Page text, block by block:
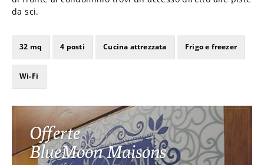
da sci.
32 mq 4 posti Cucina attrezzata Frigo e freezer
Wi-Fi
Offerte
BlueMoon Maisons